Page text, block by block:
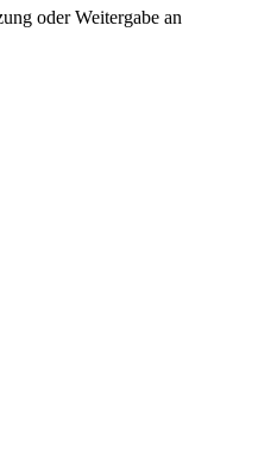
oder Weitergabe an